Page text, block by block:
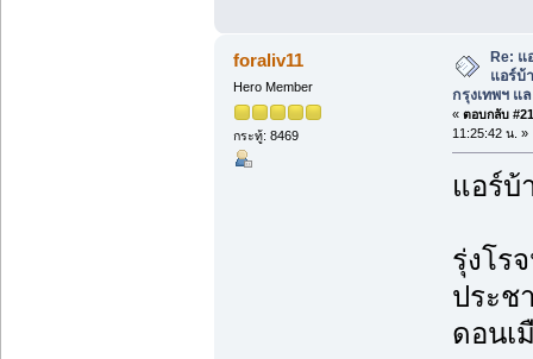
foraliv11
Hero Member
กระทู้: 8469
Re:
แอร์บ้
กรุงเทพฯ
« ตอบกลับ
11:25:42 น. »
แอร์บ้
รุ่งโร
ประช
ดอนเ